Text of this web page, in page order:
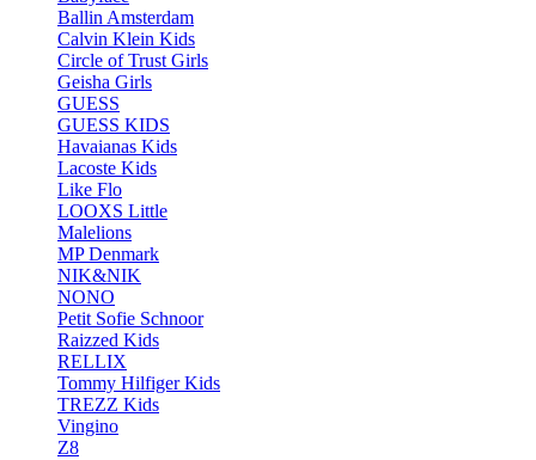
Ballin Amsterdam
Calvin Klein Kids
Circle of Trust Girls
Geisha Girls
GUESS
GUESS KIDS
Havaianas Kids
Lacoste Kids
Like Flo
LOOXS Little
Malelions
MP Denmark
NIK&NIK
NONO
Petit Sofie Schnoor
Raizzed Kids
RELLIX
Tommy Hilfiger Kids
TREZZ Kids
Vingino
Z8